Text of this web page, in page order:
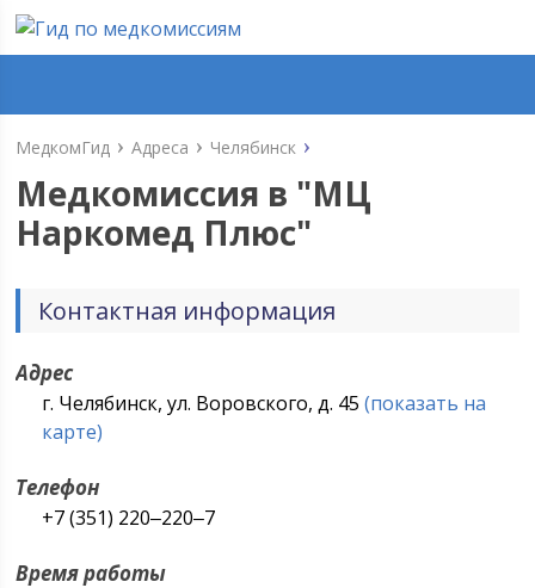
МедкомГид Адреса Челябинск
Медкомиссия в "МЦ
Наркомед Плюс"
Контактная информация
Адрес
г. Челябинск, ул. Воровского, д. 45(показать на
карте)
Телефон
+7 (351) 220‒220‒7
Время работы